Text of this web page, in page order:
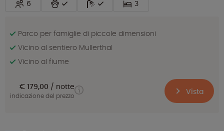
6 3
Parco per famiglie di piccole dimensioni
Vicino al sentiero Mullerthal
Vicino al fiume
€ 179,00 notte
indicazione del prezzo Vista